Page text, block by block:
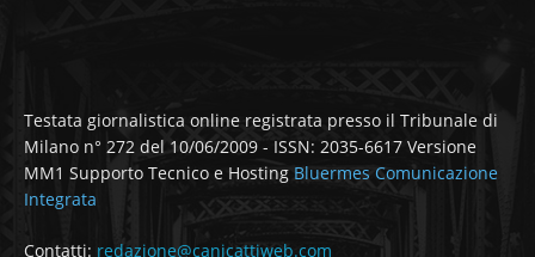
Testata giornalistica online registrata presso il Tribunale di
Milano n° 272 del 10/06/2009 - ISSN: 2035-6617 Versione
MM1 Supporto Tecnico e Hosting Bluermes Comunicazione
Integrata
Contatti: redazione@canicattiweb.com